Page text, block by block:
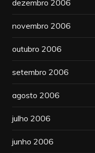
dezembro 2006
novembro 2006
outubro 2006
setembro 2006
agosto 2006
julho 2006
junho 2006